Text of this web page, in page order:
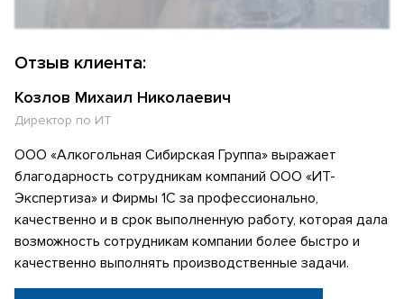
Отзыв клиента:
Козлов Михаил Николаевич
Директор по ИТ
ООО «Алкогольная Сибирская Группа» выражает
благодарность сотрудникам компаний ООО «ИТ-
Экспертиза» и Фирмы 1С за профессионально,
качественно и в срок выполненную работу, которая дала
возможность сотрудникам компании более быстро и
качественно выполнять производственные задачи.